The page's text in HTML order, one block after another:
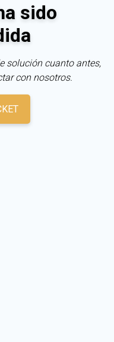
sido
solución cuanto antes,
con nosotros.